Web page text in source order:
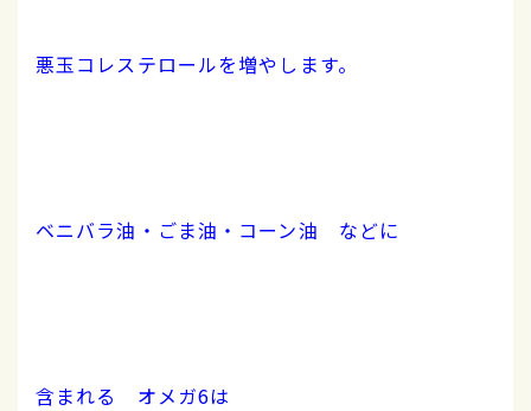
悪玉コレステロールを増やします。
ベニバラ油・ごま油・コーン油 などに
含まれる オメガ6は